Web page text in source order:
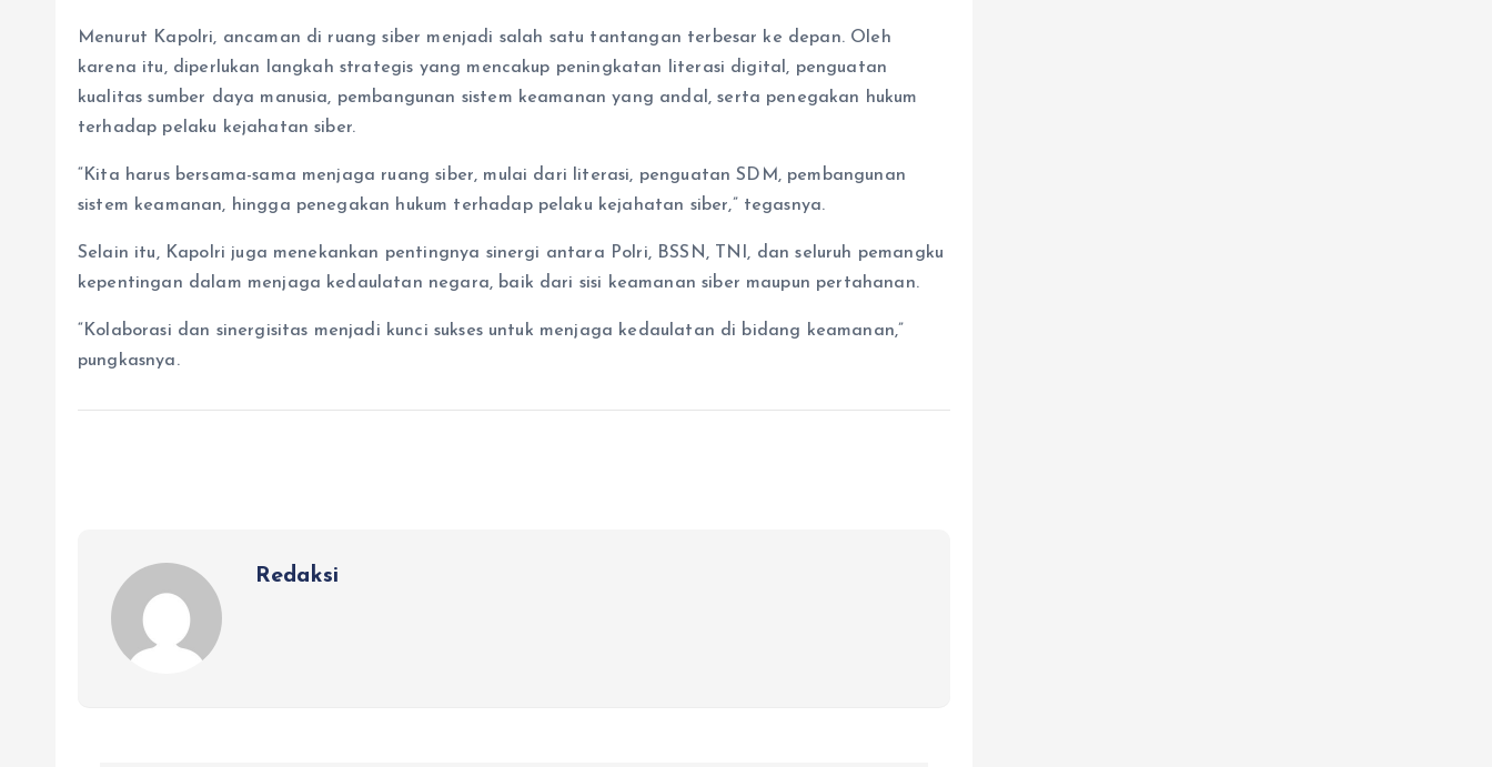
Menurut Kapolri, ancaman di ruang siber menjadi salah satu tantangan terbesar ke depan. Oleh
karena itu, diperlukan langkah strategis yang mencakup peningkatan literasi digital, penguatan
kualitas sumber daya manusia, pembangunan sistem keamanan yang andal, serta penegakan hukum
terhadap pelaku kejahatan siber.
“Kita harus bersama-sama menjaga ruang siber, mulai dari literasi, penguatan SDM, pembangunan
sistem keamanan, hingga penegakan hukum terhadap pelaku kejahatan siber,” tegasnya.
Selain itu, Kapolri juga menekankan pentingnya sinergi antara Polri, BSSN, TNI, dan seluruh pemangku
kepentingan dalam menjaga kedaulatan negara, baik dari sisi keamanan siber maupun pertahanan.
“Kolaborasi dan sinergisitas menjadi kunci sukses untuk menjaga kedaulatan di bidang keamanan,”
pungkasnya.
Redaksi